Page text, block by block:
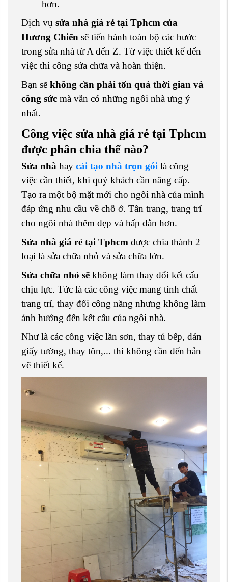
hơn.
Dịch vụ sửa nhà giá rẻ tại Tphcm của
Hương Chiến sẽ tiến hành toàn bộ các bước
trong sửa nhà từ A đến Z. Từ việc thiết kế đến
việc thi công sửa chữa và hoàn thiện.
Bạn sẽ không cần phải tốn quá thời gian và
công sức mà vẫn có những ngôi nhà ưng ý
nhất.
Công việc sửa nhà giá rẻ tại Tphcm
được phân chia thế nào?
Sửa nhà hay cải tạo nhà trọn gói là công
việc cần thiết, khi quý khách cần nâng cấp.
Tạo ra một bộ mặt mới cho ngôi nhà của mình
đáp ứng nhu cầu về chỗ ở. Tân trang, trang trí
cho ngôi nhà thêm đẹp và hấp dẫn hơn.
Sửa nhà giá rẻ tại Tphcm được chia thành 2
loại là sửa chữa nhỏ và sửa chữa lớn.
Sửa chữa nhỏ sẽ không làm thay đổi kết cấu
chịu lực. Tức là các công việc mang tính chất
trang trí, thay đổi công năng nhưng không làm
ảnh hưởng đến kết cấu của ngôi nhà.
Như là các công việc lăn sơn, thay tủ bếp, dán
giấy tường, thay tôn,... thì không cần đến bản
vẽ thiết kế.